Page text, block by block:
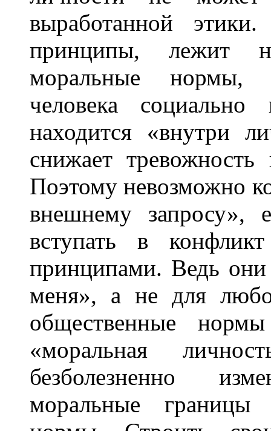
выработанной
принципы, лежит
моральные нормы,
человека
находится «внутри
снижает тревожность
Поэтому невозможно
внешнему запросу»,
вступать в
принципами. Ведь они
меня», а не для
общественные
«моральная
безболезненно
моральные